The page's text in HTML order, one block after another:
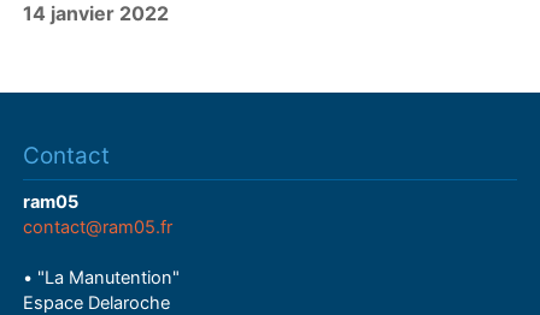
a
14 janvier 2022
Contact
ram05
contact@ram05.fr
• "La Manutention"
Espace Delaroche